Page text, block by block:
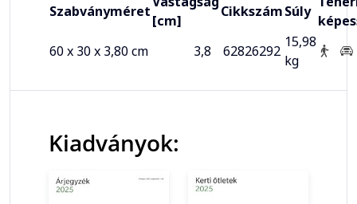
Szabványméret
[cm]
CikkszámSúly
60 x 30 x 3,80 cm
3,8 62826292
15,98
kg
Kiadványok: